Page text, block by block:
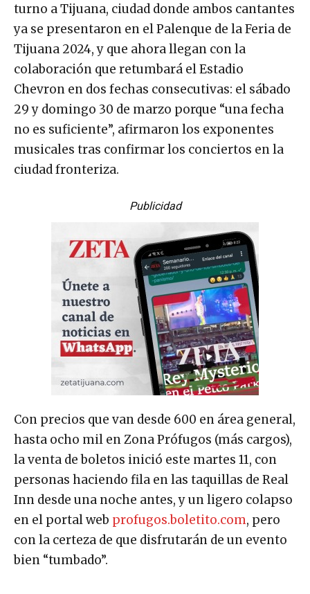
turno a Tijuana, ciudad donde ambos cantantes
ya se presentaron en el Palenque de la Feria de
Tijuana 2024, y que ahora llegan con la
colaboración que retumbará el Estadio
Chevron en dos fechas consecutivas: el sábado
29 y domingo 30 de marzo porque “una fecha
no es suficiente”, afirmaron los exponentes
musicales tras confirmar los conciertos en la
ciudad fronteriza.
Publicidad
Con precios que van desde 600 en área general,
hasta ocho mil en Zona Prófugos (más cargos),
la venta de boletos inició este martes 11, con
personas haciendo fila en las taquillas de Real
Inn desde una noche antes, y un ligero colapso
en el portal web profugos.boletito.com, pero
con la certeza de que disfrutarán de un evento
bien “tumbado”.